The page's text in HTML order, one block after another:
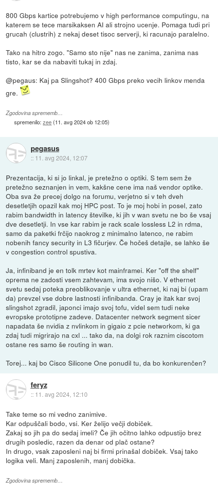
800 Gbps kartice potrebujemo v high performance computingu, na
katerem se tece marsikaksen AI ali strojno ucenje. Pomaga tudi pri
grucah (clustrih) z nekaj deset tisoc serverji, ki racunajo paralelno.
Tako na hitro zogo. "Samo sto nije" nas ne zanima, zanima nas
tisto, kar se da nabaviti tukaj in zdaj.
@pegaus: Kaj pa Slingshot? 400 Gbps preko vecih linkov menda
gre.
Zgodovina sprememb…
spremenilo:zee(11. avg 2024 ob 12:05)
pegasus
:: 11. avg 2024, 12:07
Prezentacija, ki si jo linkal, je pretežno o optiki. S tem sem že
pretežno seznanjen in vem, kakšne cene ima naš vendor optike.
Oba sva že precej dolgo na forumu, verjetno si v teh dveh
desetletjih opazil kak moj HPC post. To je moj hobi in posel, zato
rabim bandwidth in latency številke, ki jih v wan svetu ne bo še vsaj
dve desetletji. In vse kar rabim je rack scale lossless L2 in rdma,
samo da paketki frčijo naokrog z minimalno latenco, ne rabim
nobenih fancy security in L3 fičurjev. Če hočeš detajle, se lahko še
v congestion control spustiva.
Ja, infiniband je en tolk mrtev kot mainframei. Ker "off the shelf"
oprema ne zadosti vsem zahtevam, ima svojo nišo. V ethernet
svetu sedaj poteka preoblikovanje v ultra ethernet, ki naj bi (upam
da) prevzel vse dobre lastnosti infinibanda. Cray je itak kar svoj
slingshot zgradil, japonci imajo svoj tofu, videl sem tudi neke
evropske prototipne zadeve. Datacenter network segment sicer
napadata še nvidia z nvlinkom in gigaio z pcie networkom, ki ga
zdaj tudi migrirajo na cxl ... tako da, na dolgi rok raznim ciscotom
ostane res samo še routing in wan.
Torej... kaj bo Cisco Silicone One ponudil tu, da bo konkurenčen?
feryz
:: 11. avg 2024, 12:10
Take teme so mi vedno zanimive.
Kar odpuščali bodo, vsi. Ker želijo večji dobiček.
Zakaj so jih pa do sedaj imeli? Če jih očitno lahko odpustijo brez
drugih posledic, razen da denar od plač ostane?
In drugo, vsak zaposleni naj bi firmi prinašal dobiček. Vsaj tako
logika veli. Manj zaposlenih, manj dobička.
Zgodovina sprememb…